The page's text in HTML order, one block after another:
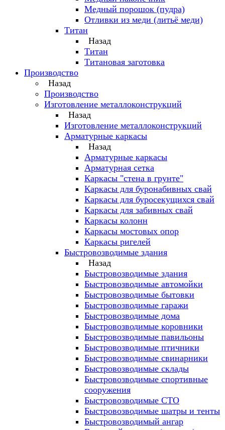
Медный порошок (пудра)
Отливки из меди (литьё меди)
Титан
Назад
Титан
Титановая заготовка
Производство
Назад
Производство
Изготовление металлоконструкций
Назад
Изготовление металлоконструкций
Арматурные каркасы
Назад
Арматурные каркасы
Арматурная сетка
Каркасы "стена в грунте"
Каркасы для буронабивных свай
Каркасы для буросекущихся свай
Каркасы для забивных свай
Каркасы колонн
Каркасы мостовых опор
Каркасы ригелей
Быстровозводимые здания
Назад
Быстровозводимые здания
Быстровозводимые автомойки
Быстровозводимые бытовки
Быстровозводимые гаражи
Быстровозводимые дома
Быстровозводимые коровники
Быстровозводимые павильоны
Быстровозводимые птичники
Быстровозводимые свинарники
Быстровозводимые склады
Быстровозводимые спортивные
сооружения
Быстровозводимые СТО
Быстровозводимые шатры и тенты
Быстровозводимый ангар